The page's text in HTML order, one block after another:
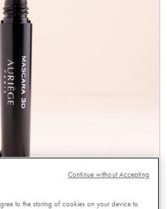
to the storing of cookies on your device to
Continue without Accepting